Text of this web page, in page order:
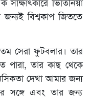
সাক্ষাৎকারে ভিতিনিয়া
বিশ্বকাপ জিততে
সেরা ফুটবলার। তার
পারা, তার কাছ থেকে
দেখা আমার জন্য
সঙ্গে এবং তার জন্য